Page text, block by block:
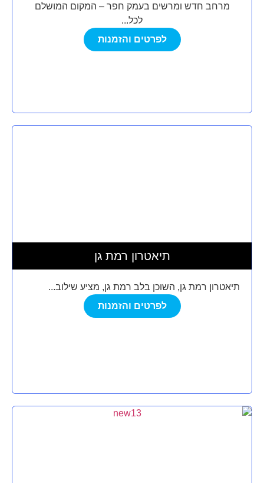
מרחב חדש ומרשים בעמק חפר – המקום המושלם
לכל...
לפרטים והזמנות
תיאטרון רמת גן
תיאטרון רמת גן, השוכן בלב רמת גן, מציע שילוב...
לפרטים והזמנות